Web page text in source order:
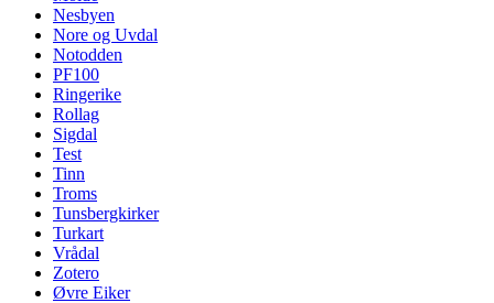
Nesbyen
Nore og Uvdal
Notodden
PF100
Ringerike
Rollag
Sigdal
Test
Tinn
Troms
Tunsbergkirker
Turkart
Vrådal
Zotero
Øvre Eiker